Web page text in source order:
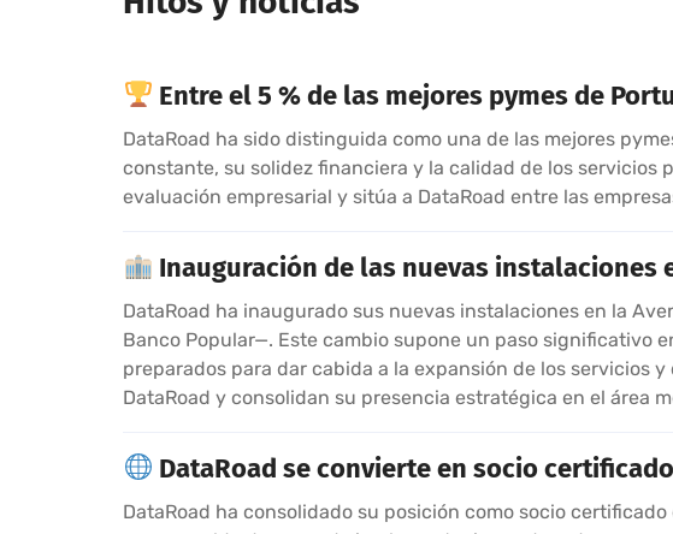
Entre el 5 % de las mejores pymes de
DataRoad ha sido distinguida como una de las mejores
constante, su solidez financiera y la calidad de los servicios
evaluación empresarial y sitúa a DataRoad entre las
Inauguración de las nuevas instalaciones
DataRoad ha inaugurado sus nuevas instalaciones en la
Banco Popular—. Este cambio supone un paso significativo
preparados para dar cabida a la expansión de los servicios
DataRoad y consolidan su presencia estratégica en el área
DataRoad se convierte en socio
DataRoad ha consolidado su posición como socio